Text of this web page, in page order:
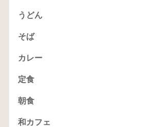
うどん
そば
カレー
定食
朝食
和カフェ